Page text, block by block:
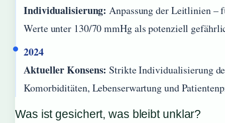
Individualisierung: Anpassung der Leitlinien –
Werte unter 130/70 mmHg als potenziell
2024
Aktueller Konsens: Strikte Individualisierung
Komorbiditäten, Lebenserwartung und
Was ist gesichert, was bleibt unklar?